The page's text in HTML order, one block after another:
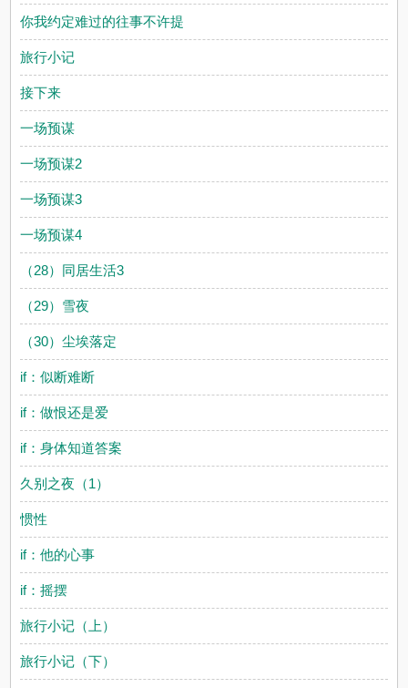
你我约定难过的往事不许提
旅行小记
接下来
一场预谋
一场预谋2
一场预谋3
一场预谋4
（28）同居生活3
（29）雪夜
（30）尘埃落定
if：似断难断
if：做恨还是爱
if：身体知道答案
久别之夜（1）
惯性
if：他的心事
if：摇摆
旅行小记（上）
旅行小记（下）